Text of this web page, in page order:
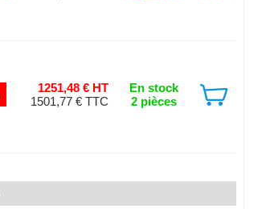
1251,48 € HT
1501,77 € TTC
En stock
2 pièces